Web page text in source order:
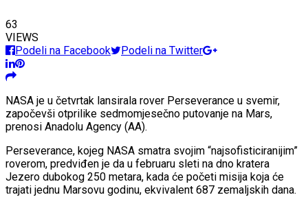
63
VIEWS
Podeli na Facebook
Podeli na Twitter
NASA je u četvrtak lansirala rover Perseverance u svemir,
započevši otprilike sedmomjesečno putovanje na Mars,
prenosi Anadolu Agency (AA).
Perseverance, kojeg NASA smatra svojim “najsofisticiranijim”
roverom, predviđen je da u februaru sleti na dno kratera
Jezero dubokog 250 metara, kada će početi misija koja će
trajati jednu Marsovu godinu, ekvivalent 687 zemaljskih dana.